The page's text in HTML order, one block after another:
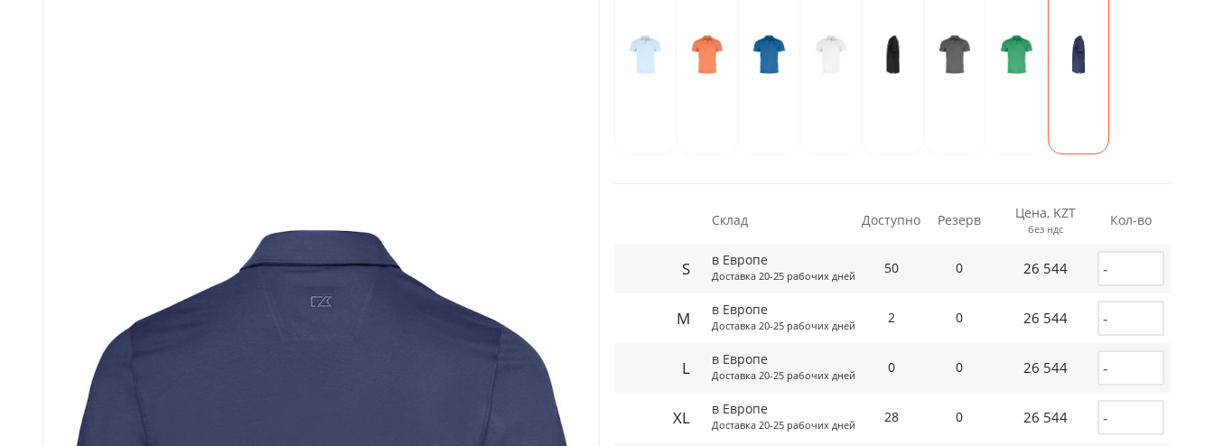
Склад Доступно Резерв Цена, KZT
без ндс Кол-во
S в Европе
Доставка 20-25 рабочих дней 50 0 26 544
M в Европе
Доставка 20-25 рабочих дней 2 0 26 544
L в Европе
Доставка 20-25 рабочих дней 0 0 26 544
XL в Европе
Доставка 20-25 рабочих дней 28 0 26 544